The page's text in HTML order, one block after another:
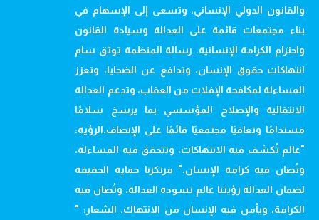
والقانون الدولي الإنساني، وتسعى إلى الإسهام في
بناء مجتمعات قائمة على العدالة وسيادة القانون
واحترام الكرامة الإنسانية. رسالة المنظمة توثق سام
انتهاكات حقوق الإنسان، وتدافع عن الضحايا، وتعزز
المساءلة لمكافحة الإفلات من العقاب، وتدعم العدالة
الانتقالية والإصلاح المؤسسي بما يرسخ سلامًا
مستدامًا وتعافيًا مجتمعيًا قائمًا على الإنصاف.الرؤية:
"عالم تُكشف فيه الانتهاكات، وتتحقق فيه المساءلة،
وتُصان فيه كرامة الإنسان." مرتكزنا حماية الحقيقة
لضمان العدالة رؤيتنا عالم تسوده العدالة، وتُصان فيه
الكرامة، ويأمن فيه الإنسان من الانتهاك. الشعار: "